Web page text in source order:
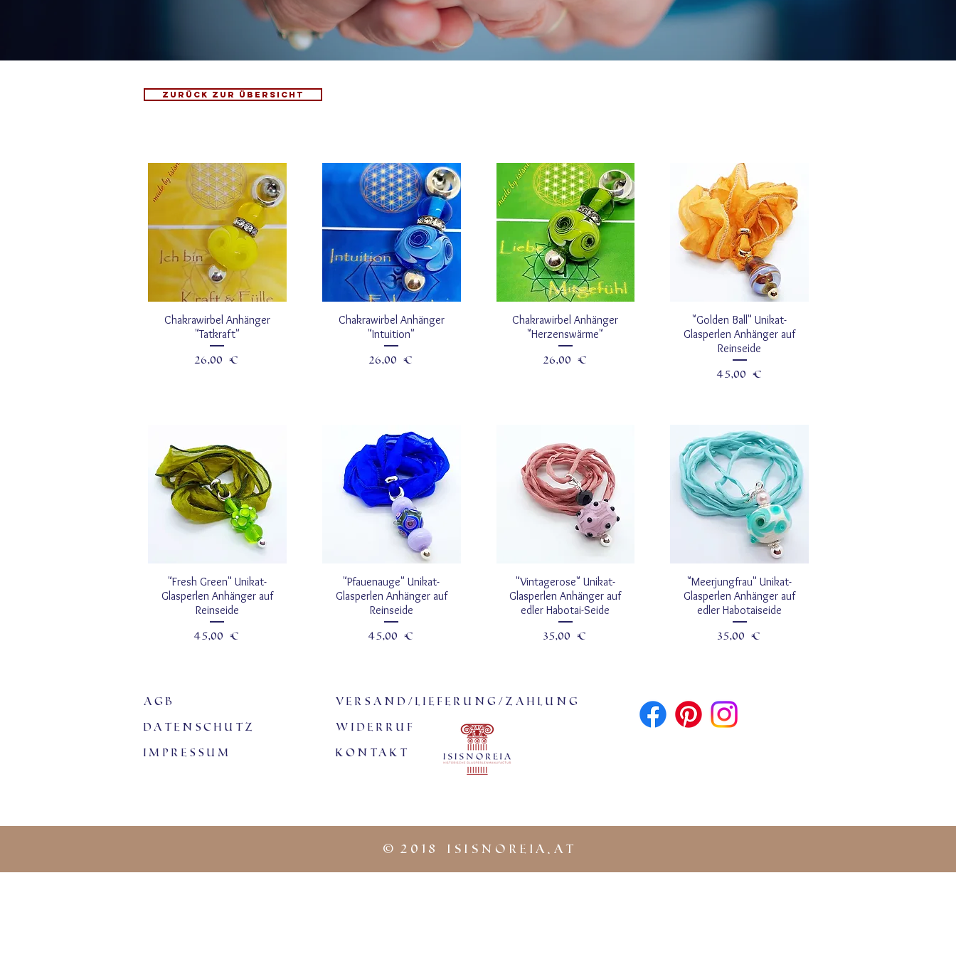
Zurück zur Übersicht
Chakrawirbel Anhänger
"Tatkraft"
Prezzo
26,00 €
Chakrawirbel Anhänger
"Intuition"
Prezzo
26,00 €
Chakrawirbel Anhänger
"Herzenswärme"
Prezzo
26,00 €
"Golden Ball" Unikat-
Glasperlen Anhänger auf
Reinseide
Prezzo
45,00 €
"Fresh Green" Unikat-
Glasperlen Anhänger auf
Reinseide
Prezzo
45,00 €
"Pfauenauge" Unikat-
Glasperlen Anhänger auf
Reinseide
Prezzo
45,00 €
"Vintagerose" Unikat-
Glasperlen Anhänger auf
edler Habotai-Seide
Prezzo
35,00 €
"Meerjungfrau" Unikat-
Glasperlen Anhänger auf
edler Habotaiseide
Prezzo
35,00 €
agb
Datenschutz
Impressum
Versand/Lieferung/Zahlung
Widerruf
KontaKt
© 2018 iSISNOREIA.at